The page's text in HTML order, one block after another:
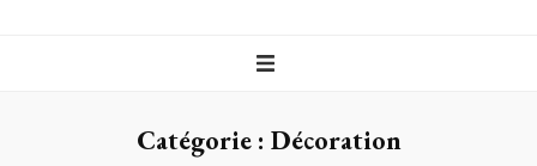
Catégorie : Décoration